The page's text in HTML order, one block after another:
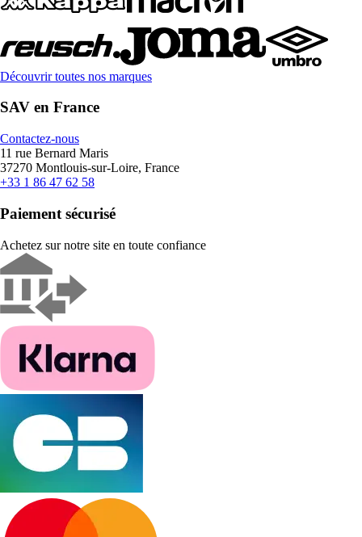
Découvrir toutes nos marques
SAV en France
Contactez-nous
11 rue Bernard Maris
37270 Montlouis-sur-Loire, France
+33 1 86 47 62 58
Paiement sécurisé
Achetez sur notre site en toute confiance